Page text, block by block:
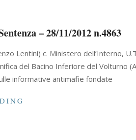
– 28/11/2012 n.4863
Lentini) c. Ministero dell’Interno,
del Bacino Inferiore del Volturno
informative antimafie fondate